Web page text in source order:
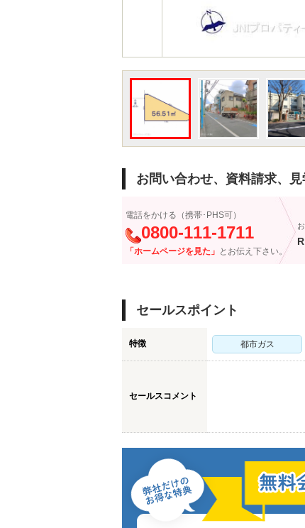
お問い合わせ、資料請求、
電話をかける（携帯･PHS可）
0800-111-1711
「ホームページを見た」 とお伝え下さい。
セールスポイント
特徴 都市ガス
セールスコメント